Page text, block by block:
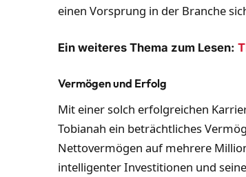
einen Vorsprung in der Branche
Ein weiteres Thema zum Lesen:
Vermögen und Erfolg
Mit einer solch erfolgreichen
Tobianah ein beträchtliches
Nettovermögen auf mehrere
intelligenter Investitionen und